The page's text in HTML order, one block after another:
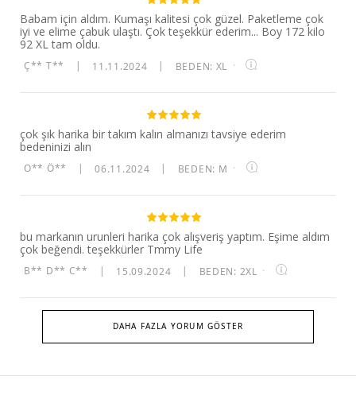
Babam için aldım. Kumaşı kalitesi çok güzel. Paketleme çok
iyi ve elime çabuk ulaştı. Çok teşekkür ederim... Boy 172 kilo
92 XL tam oldu.
Ç** T** 11.11.2024 BEDEN: XL ·
çok şık harika bir takım kalın almanızı tavsiye ederim
bedeninizi alın
O** Ö** 06.11.2024 BEDEN: M ·
bu markanın urunleri harika çok alışveriş yaptım. Eşime aldım
çok beğendi. teşekkürler Tmmy Life
B** D** C** 15.09.2024 BEDEN: 2XL ·
DAHA FAZLA YORUM GÖSTER